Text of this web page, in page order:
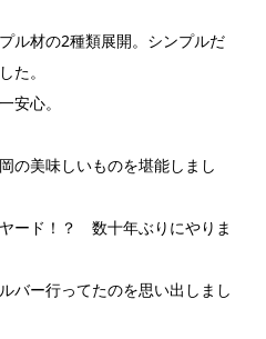
ル材の2種類展開。シンプルだ
た。
安心。
の美味しいものを堪能しまし
ード！？ 数十年ぶりにやりま
バー行ってたのを思い出しまし